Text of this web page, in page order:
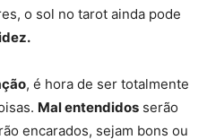
o sol no tarot ainda pode
, é hora de ser totalmente
Mal entendidos serão
encarados, sejam bons ou